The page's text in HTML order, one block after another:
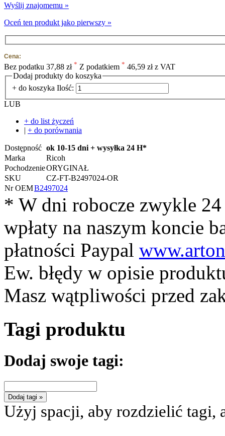
Wyślij znajomemu »
Oceń ten produkt jako pierwszy »
Cena:
Bez podatku 37,88 zł * Z podatkiem * 46,59 zł z VAT
Dodaj produkty do koszyka
+ do koszyka Ilość:
LUB
+ do list życzeń
| + do porównania
Dostępność ok 10-15 dni + wysyłka 24 H*
Marka
Ricoh
PochodzenieORYGINAŁ
SKU
CZ-FT-B2497024-OR
Nr OEMB2497024
* W dni robocze zwykle
wpłaty na naszym koncie
płatności Paypal
Ew. błędy w opisie
Masz wątpliwości przed
Tagi produktu
Dodaj swoje tagi:
Dodaj tagi »
Użyj spacji, aby rozdzielić tagi,